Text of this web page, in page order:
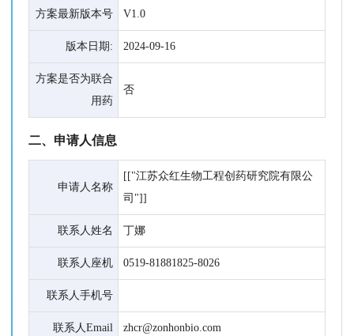
方案最新版本号 V1.0
版本日期: 2024-09-16
方案是否为联合
用药
否
二、申请人信息
申请人名称
[["江苏众红生物工程创药研究院有限公
司"]]
联系人姓名 丁娜
联系人座机 0519-81881825-8026
联系人手机号
联系人Email zhcr@zonhonbio.com